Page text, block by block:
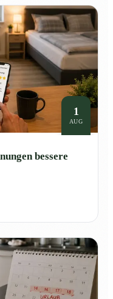
1
AUG
bessere